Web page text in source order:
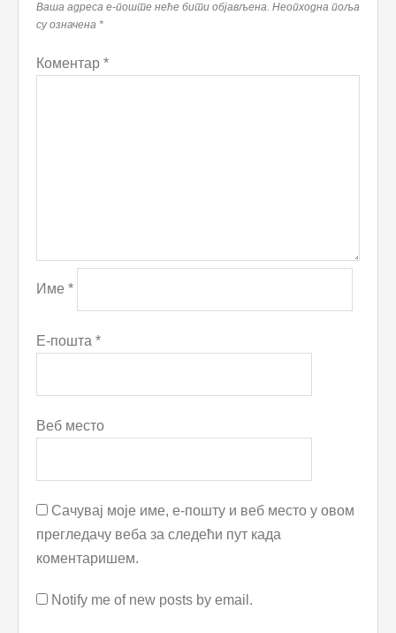
Ваша адреса е-поште неће бити објављена. Неопходна поља
су означена *
Коментар *
Име *
Е-пошта *
Веб место
Сачувај моје име, е-пошту и веб место у овом
прегледачу веба за следећи пут када
коментаришем.
Notify me of new posts by email.